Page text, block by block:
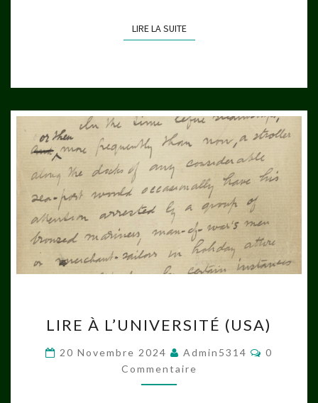
LIRE LA SUITELIRE LA SUITE
À
L’UNIVERSITÉ
(USA)
LIRE À L’UNIVERSITÉ (USA)
20 Novembre 2024 Admin5314
0
Commentaire